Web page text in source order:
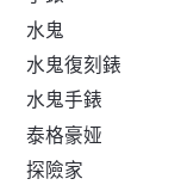
水鬼
水鬼復刻錶
水鬼手錶
泰格豪娅
探險家